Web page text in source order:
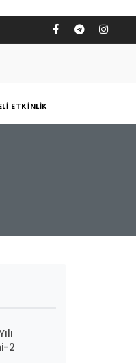
ETKINLIK
2